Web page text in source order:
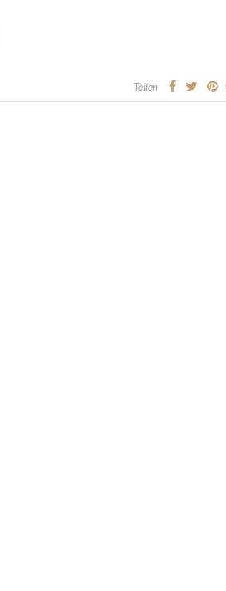
Teilen